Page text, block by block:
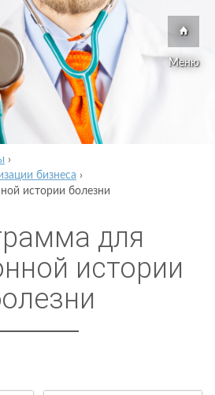
Меню
›
бизнеса ›
истории болезни
для
истории